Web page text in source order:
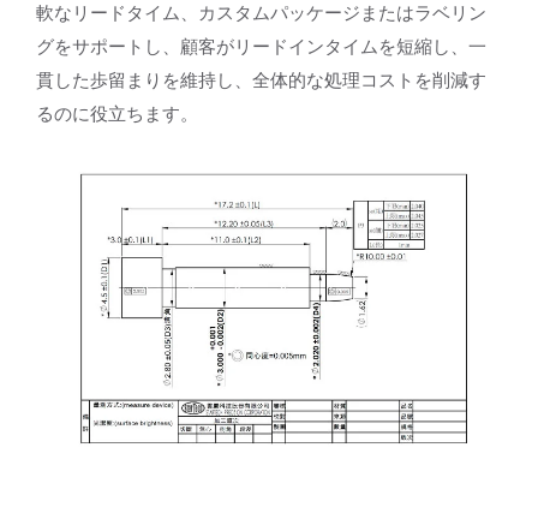
軟なリードタイム、カスタムパッケージまたはラベリン
グをサポートし、顧客がリードインタイムを短縮し、一
貫した歩留まりを維持し、全体的な処理コストを削減す
るのに役立ちます。